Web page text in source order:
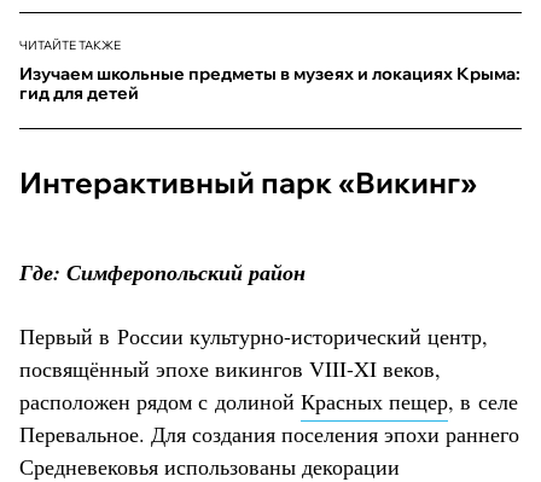
ЧИТАЙТЕ ТАКЖЕ
Изучаем школьные предметы в музеях и локациях Крыма:
гид для детей
Интерактивный парк «Викинг»
Где: Симферопольский район
Первый в России культурно-исторический центр,
посвящённый эпохе викингов VIII-XI веков,
расположен рядом с долиной Красных пещер, в селе
Перевальное. Для создания поселения эпохи раннего
Средневековья использованы декорации